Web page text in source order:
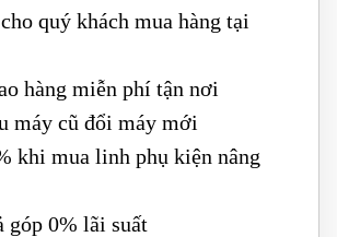
quý khách mua hàng tại
hàng miễn phí tận nơi
máy cũ đổi máy mới
khi mua linh phụ kiện nâng
góp 0% lãi suất